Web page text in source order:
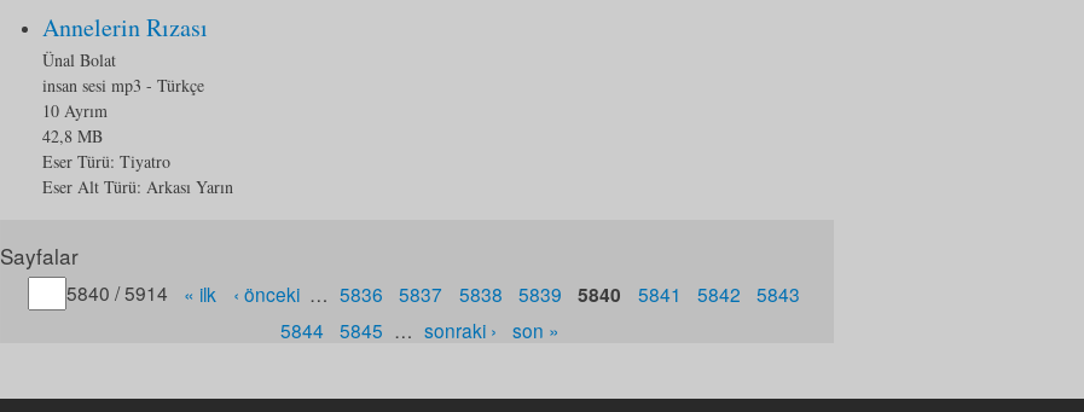
Annelerin Rızası
Ünal Bolat
insan sesi mp3 - Türkçe
10 Ayrım
42,8 MB
Eser Türü: Tiyatro
Eser Alt Türü: Arkası Yarın
Sayfalar
Gitmek istediğiniz sayfa numarasını belirtin
5840 / 5914 « ilk ‹ önceki … 5836 5837 5838 5839 5840 5841 5842
5843
5844
5845 … sonraki › son »